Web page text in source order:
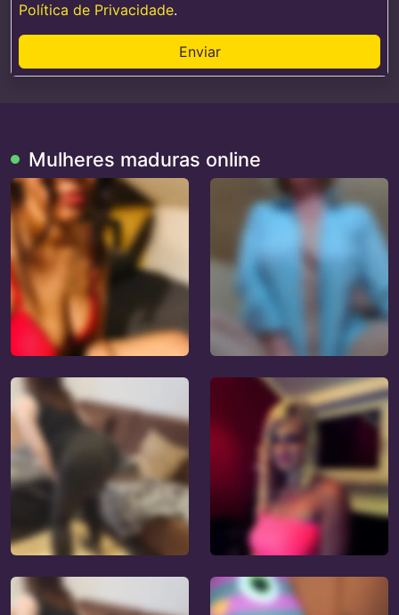
Política de Privacidade.
Enviar
Mulheres maduras online